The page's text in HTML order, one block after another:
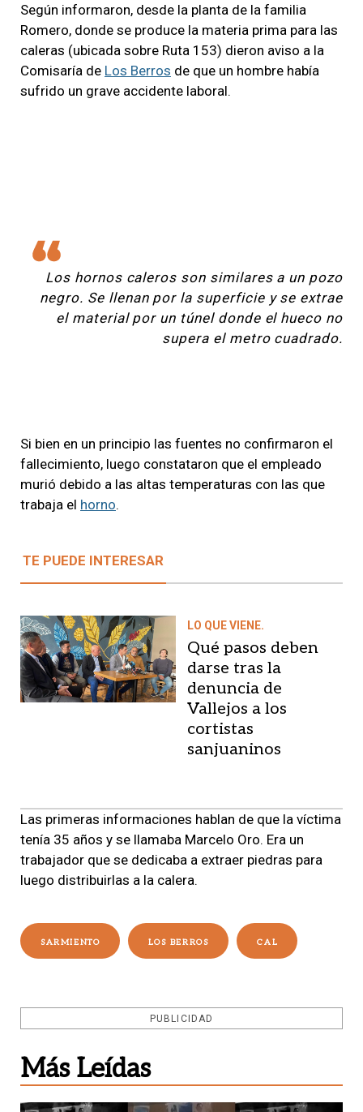
Según informaron, desde la planta de la familia
Romero, donde se produce la materia prima para las
caleras (ubicada sobre Ruta 153) dieron aviso a la
Comisaría de Los Berros de que un hombre había
sufrido un grave accidente laboral.
Los hornos caleros son similares a un pozo
negro. Se llenan por la superficie y se extrae
el material por un túnel donde el hueco no
supera el metro cuadrado.
Si bien en un principio las fuentes no confirmaron el
fallecimiento, luego constataron que el empleado
murió debido a las altas temperaturas con las que
trabaja el horno.
TE PUEDE INTERESAR
LO QUE VIENE.
Qué pasos deben
darse tras la
denuncia de
Vallejos a los
cortistas
sanjuaninos
Las primeras informaciones hablan de que la víctima
tenía 35 años y se llamaba Marcelo Oro. Era un
trabajador que se dedicaba a extraer piedras para
luego distribuirlas a la calera.
SARMIENTO LOS BERROS CAL
PUBLICIDAD
Más Leídas